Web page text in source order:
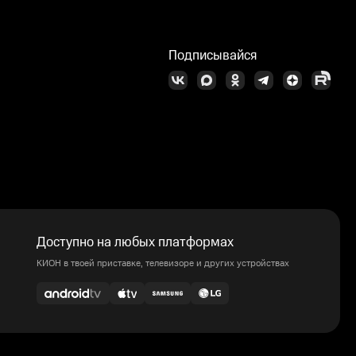
Подписывайся
Доступно на любых платформах
КИОН в твоей приставке, телевизоре и других устройствах